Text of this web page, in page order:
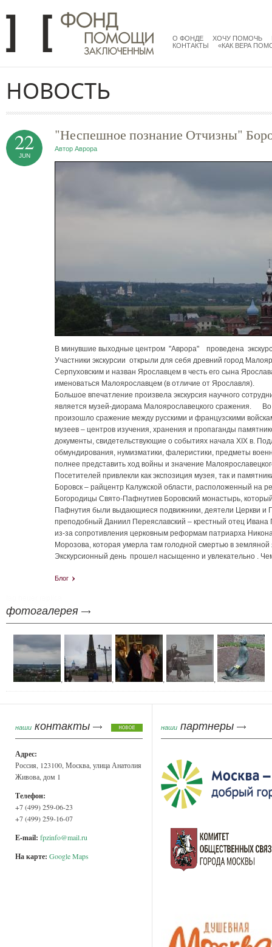
mainmenu
О ФОНДЕ ХОЧУ ПОМОЧЬ
КОНТАКТЫ
«КАК ВЕРА
НОВОСТЬ
"Неспешное познание Отчизны"
Автор Аврора
22
JUN
В минувшие выходные центром "Аврора" проведена
Участники экскурсии открыли для себя древний город
Серпуховским и назван Ярославцем в честь его сына
именоваться Малоярославцем (в отличие от Ярославля).
Большое впечатление произвела экскурсия научного
является музей-диорама Малоярославецкого сражения.
произошло сражение между русскими и французскими
музеев – центров изучения, хранения и пропаганды
документы, свидетельствующие о событиях начала XIX в.
обмундирования, нумизматики, фалеристики, предметы
полнее представить ход войны и значение
Посетителей привлекли как экспозиция музея, так и
Боровск – райцентр Калужской области, расположенный на
Богородицы Свято-Пафнутиев Боровский монастырь,
Пафнутия были выдающиеся подвижники, деятели Церкви и
преподобный Даниил Переяславский – крестный отец Ивана
из-за сопротивления церковным реформам патриарха
Морозова, которая умерла там голодной смертью в
Экскурсионный день прошел насыщенно и увлекательно .
Блог
фотогалерея
, , , ,
наши контакты
Адрес:
Россия, 123100, Москва, улица Анатолия
Живова, дом 1
Телефон:
+7 (499) 259-06-23
+7 (499) 259-16-07
E-mail: fpzinfo@mail.ru
На карте: Google Maps
наши партнеры